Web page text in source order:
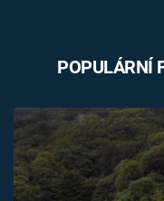
POPULÁRNÍ